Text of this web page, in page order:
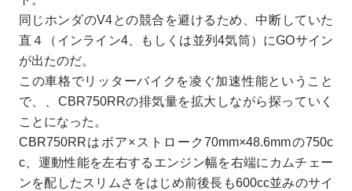
同じホンダのV4との競合を避けるため、中断していた
直４（インライン4、もしくは並列4気筒）にGOサイン
が出たのだ。
この車格でリッターバイクを凌ぐ加速性能ということ
で、、CBR750RRの排気量を拡大しながら探っていく
ことになった。
CBR750RRはボア×ストローク70mm×48.6mmの750c
c、運動性能を左右するエンジン幅を右端にカムチェー
ンを配したスリムさをはじめ前後長も600cc並みのサイ